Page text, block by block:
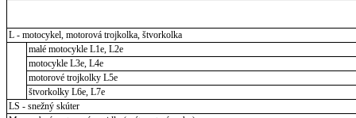
L - motocykel, motorová trojkolka, štvorkolka
malé motocykle L1e, L2e
motocykle L3e, L4e
motorové trojkolky L5e
štvorkolky L6e, L7e
LS - snežný skúter